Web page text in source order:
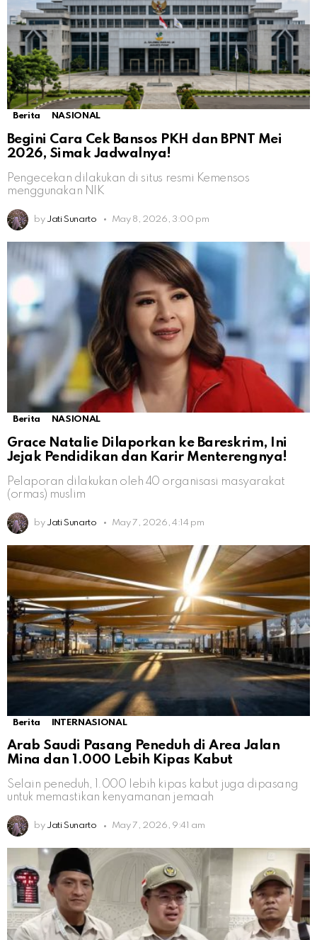
Berita NASIONAL
Begini Cara Cek Bansos PKH dan BPNT Mei
2026, Simak Jadwalnya!
Pengecekan dilakukan di situs resmi Kemensos
menggunakan NIK
by Jati Sunarto May 8, 2026, 3:00 pm
Berita NASIONAL
Grace Natalie Dilaporkan ke Bareskrim, Ini
Jejak Pendidikan dan Karir Menterengnya!
Pelaporan dilakukan oleh 40 organisasi masyarakat
(ormas) muslim
by Jati Sunarto May 7, 2026, 4:14 pm
Berita INTERNASIONAL
Arab Saudi Pasang Peneduh di Area Jalan
Mina dan 1.000 Lebih Kipas Kabut
Selain peneduh, 1.000 lebih kipas kabut juga dipasang
untuk memastikan kenyamanan jemaah
by Jati Sunarto May 7, 2026, 9:41 am